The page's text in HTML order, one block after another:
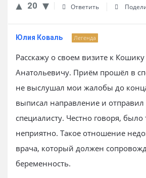
20 Ответить
Юлия Коваль Легенда
Расскажу о своем визите к
Анатольевичу. Приём прошёл в
не выслушал мои жалобы до
выписал направление и
специалисту. Честно говоря,
неприятно. Такое отношение
врача, который должен
беременность.